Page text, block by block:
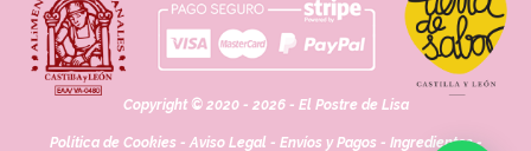
Copyright © 2020 - 2026 - El Postre de Lisa
Política de Cookies - Aviso Legal - Envíos y Pagos - Ingredientes-